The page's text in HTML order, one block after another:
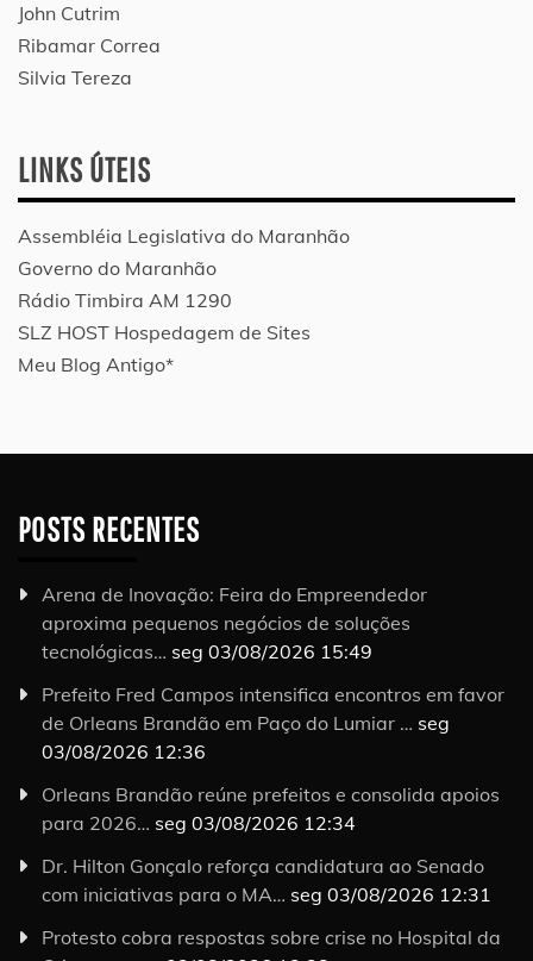
John Cutrim
Ribamar Correa
Silvia Tereza
LINKS ÚTEIS
Assembléia Legislativa do Maranhão
Governo do Maranhão
Rádio Timbira AM 1290
SLZ HOST Hospedagem de Sites
Meu Blog Antigo*
POSTS RECENTES
Arena de Inovação: Feira do Empreendedor
aproxima pequenos negócios de soluções
tecnológicas… seg 03/08/2026 15:49
Prefeito Fred Campos intensifica encontros em favor
de Orleans Brandão em Paço do Lumiar … seg
03/08/2026 12:36
Orleans Brandão reúne prefeitos e consolida apoios
para 2026… seg 03/08/2026 12:34
Dr. Hilton Gonçalo reforça candidatura ao Senado
com iniciativas para o MA… seg 03/08/2026 12:31
Protesto cobra respostas sobre crise no Hospital da